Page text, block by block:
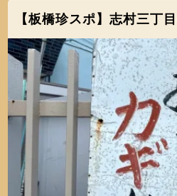
【板橋珍スポ】志村三丁